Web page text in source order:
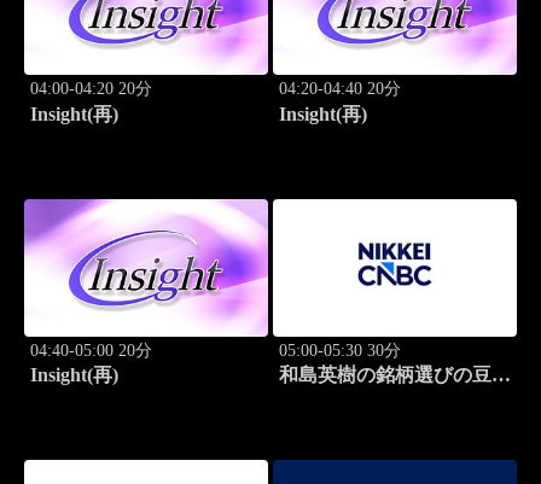
04:00-04:20 20分
Insight(再)
04:20-04:40 20分
Insight(再)
04:40-05:00 20分
Insight(再)
05:00-05:30 30分
和島英樹の銘柄選びの豆知